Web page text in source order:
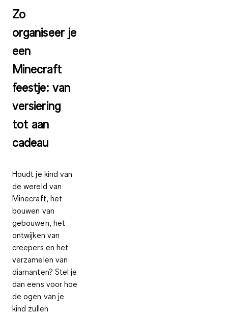
Zo
organiseer je
een
Minecraft
feestje: van
versiering
tot aan
cadeau
Houdt je kind van
de wereld van
Minecraft, het
bouwen van
gebouwen, het
ontwijken van
creepers en het
verzamelen van
diamanten? Stel je
dan eens voor hoe
de ogen van je
kind zullen